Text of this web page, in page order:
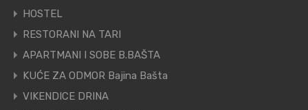
HOSTEL
RESTORANI NA TARI
APARTMANI I SOBE B.BAŠTA
KUĆE ZA ODMOR Bajina Bašta
VIKENDICE DRINA